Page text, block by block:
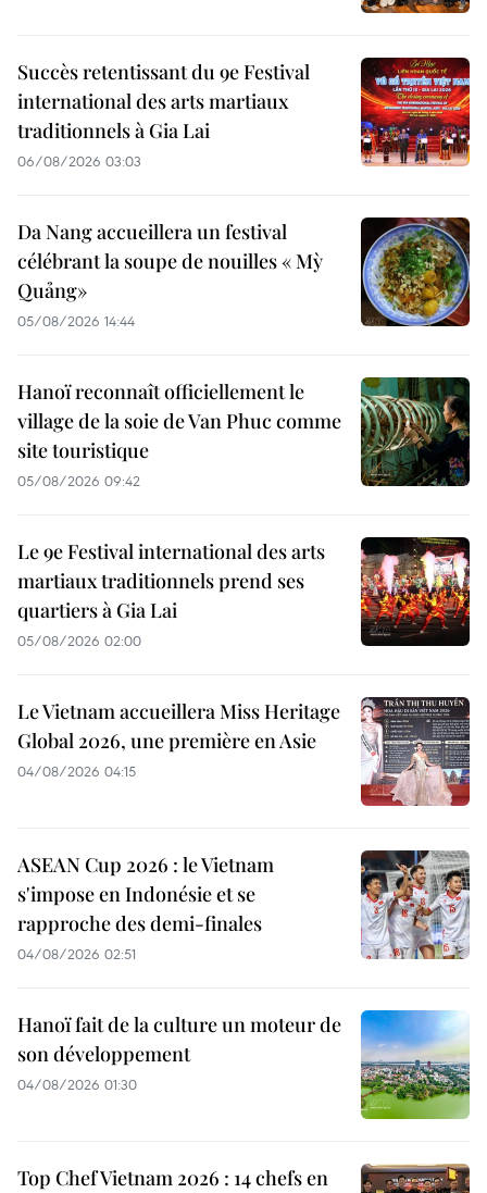
Succès retentissant du 9e Festival
international des arts martiaux
traditionnels à Gia Lai
06/08/2026 03:03
Da Nang accueillera un festival
célébrant la soupe de nouilles « Mỳ
Quảng»
05/08/2026 14:44
Hanoï reconnaît officiellement le
village de la soie de Van Phuc comme
site touristique
05/08/2026 09:42
Le 9e Festival international des arts
martiaux traditionnels prend ses
quartiers à Gia Lai
05/08/2026 02:00
Le Vietnam accueillera Miss Heritage
Global 2026, une première en Asie
04/08/2026 04:15
ASEAN Cup 2026 : le Vietnam
s'impose en Indonésie et se
rapproche des demi-finales
04/08/2026 02:51
Hanoï fait de la culture un moteur de
son développement
04/08/2026 01:30
Top Chef Vietnam 2026 : 14 chefs en